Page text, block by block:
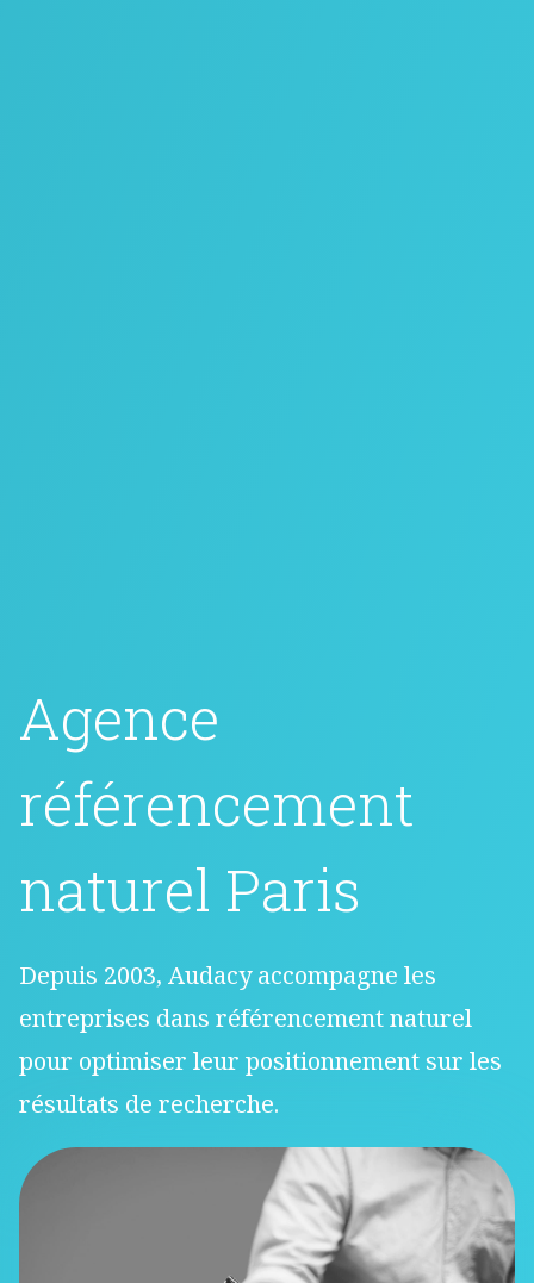
Agence
référencement
naturel Paris
Depuis 2003, Audacy accompagne les
entreprises dans référencement naturel
pour optimiser leur positionnement sur les
résultats de recherche.